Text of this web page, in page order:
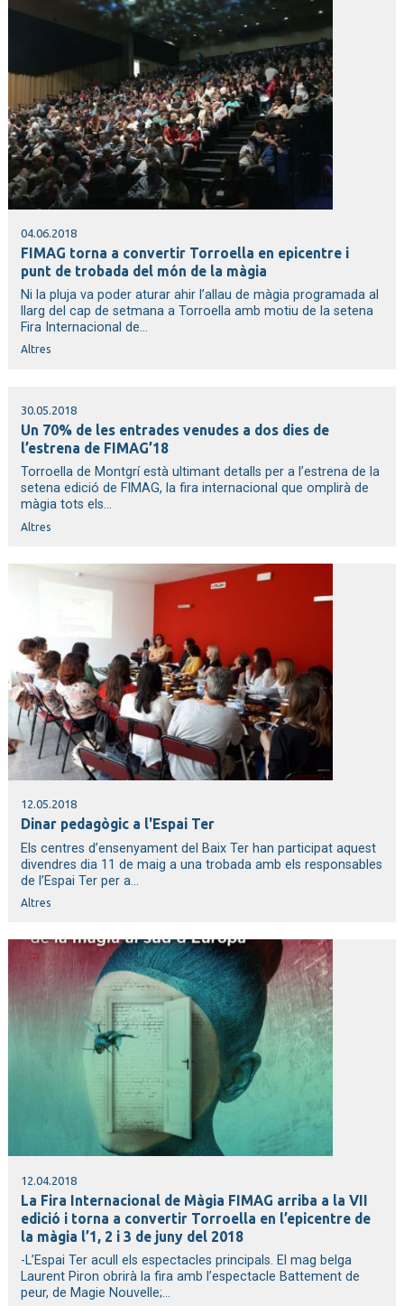
04.06.2018
FIMAG torna a convertir Torroella en epicentre i
punt de trobada del món de la màgia
Ni la pluja va poder aturar ahir l’allau de màgia programada al
llarg del cap de setmana a Torroella amb motiu de la setena
Fira Internacional de...
Altres
30.05.2018
Un 70% de les entrades venudes a dos dies de
l’estrena de FIMAG’18
Torroella de Montgrí està ultimant detalls per a l’estrena de la
setena edició de FIMAG, la fira internacional que omplirà de
màgia tots els...
Altres
12.05.2018
Dinar pedagògic a l'Espai Ter
Els centres d’ensenyament del Baix Ter han participat aquest
divendres dia 11 de maig a una trobada amb els responsables
de l’Espai Ter per a...
Altres
12.04.2018
La Fira Internacional de Màgia FIMAG arriba a la VII
edició i torna a convertir Torroella en l’epicentre de
la màgia l’1, 2 i 3 de juny del 2018
-L’Espai Ter acull els espectacles principals. El mag belga
Laurent Piron obrirà la fira amb l’espectacle Battement de
peur, de Magie Nouvelle;...